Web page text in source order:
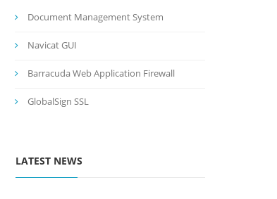
Document Management System
Navicat GUI
Barracuda Web Application Firewall
GlobalSign SSL
LATEST NEWS